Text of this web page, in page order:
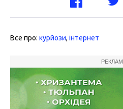
Все про: курйози, інтернет